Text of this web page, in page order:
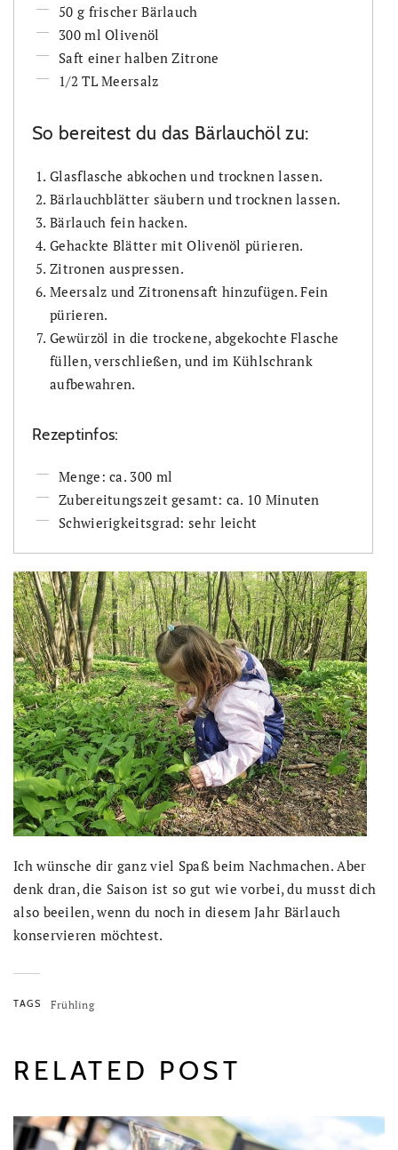
50 g frischer Bärlauch
300 ml Olivenöl
Saft einer halben Zitrone
1/2 TL Meersalz
So bereitest du das Bärlauchöl zu:
Glasflasche abkochen und trocknen lassen.
Bärlauchblätter säubern und trocknen lassen.
Bärlauch fein hacken.
Gehackte Blätter mit Olivenöl pürieren.
Zitronen auspressen.
Meersalz und Zitronensaft hinzufügen. Fein
pürieren.
Gewürzöl in die trockene, abgekochte Flasche
füllen, verschließen, und im Kühlschrank
aufbewahren.
Rezeptinfos:
Menge: ca. 300 ml
Zubereitungszeit gesamt: ca. 10 Minuten
Schwierigkeitsgrad: sehr leicht
Ich wünsche dir ganz viel Spaß beim Nachmachen. Aber
denk dran, die Saison ist so gut wie vorbei, du musst dich
also beeilen, wenn du noch in diesem Jahr Bärlauch
konservieren möchtest.
TAGS Frühling
RELATED POST